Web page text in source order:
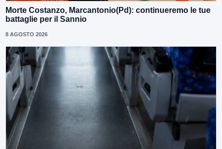
Morte Costanzo, Marcantonio(Pd): continueremo le tue
battaglie per il Sannio
8 AGOSTO 2026